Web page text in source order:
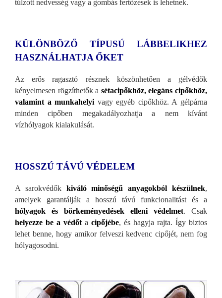
túlzott nedvesség vagy a gombás fertőzések is lehetnek.
KÜLÖNBÖZŐ TÍPUSÚ LÁBBELIKHEZ
HASZNÁLHATJA ŐKET
Az erős ragasztó résznek köszönhetően a gélvédők
kényelmesen rögzíthetők a sétacipőkhöz, elegáns cipőkhöz,
valamint a munkahelyi vagy egyéb cipőkhöz. A gélpárna
minden cipőben megakadályozhatja a nem kívánt
vízhólyagok kialakulását.
HOSSZÚ TÁVÚ VÉDELEM
A sarokvédők kiváló minőségű anyagokból készülnek,
amelyek garantálják a hosszú távú funkcionalitást és a
hólyagok és bőrkeményedések elleni védelmet. Csak
helyezze be a védőt a cipőjébe, és hagyja rajta. Így biztos
lehet benne, hogy amikor felveszi kedvenc cipőjét, nem fog
hólyagosodni.